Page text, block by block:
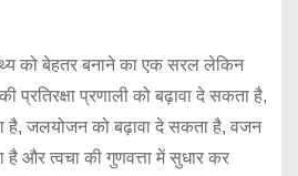
को बेहतर बनाने का एक सरल लेकिन
प्रतिरक्षा प्रणाली को बढ़ावा दे सकता है,
है, जलयोजन को बढ़ावा दे सकता है, वजन
और त्वचा की गुणवत्ता में सुधार कर